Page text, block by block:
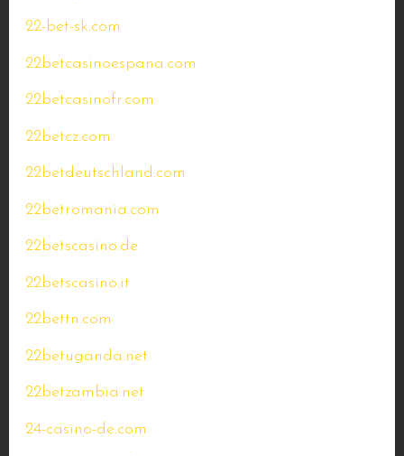
22-bet-sk.com
22betcasinoespana.com
22betcasinofr.com
22betcz.com
22betdeutschland.com
22betromania.com
22betscasino.de
22betscasino.it
22bettn.com
22betuganda.net
22betzambia.net
24-casino-de.com